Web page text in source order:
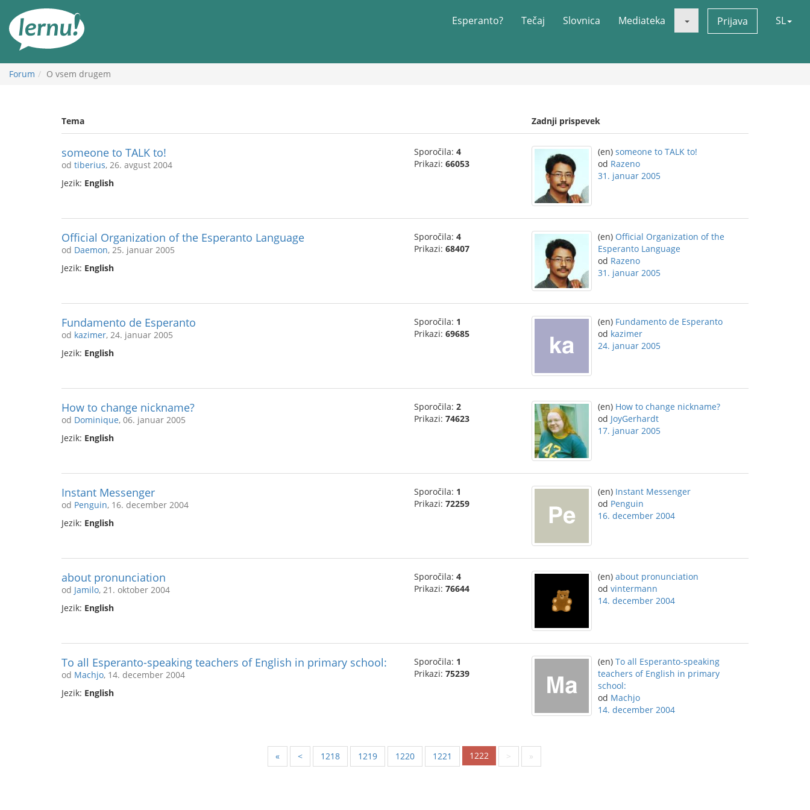
vsebini
Esperanto? Tečaj Slovnica Mediateka Prijava SL
Forum O vsem drugem
Tema Zadnji prispevek
someone to TALK to!
od tiberius, 26. avgust 2004
Jezik: English
Sporočila: 4
Prikazi: 66053
(en) someone to TALK to!
od Razeno
31. januar 2005
Official Organization of the Esperanto Language
od Daemon, 25. januar 2005
Jezik: English
Sporočila: 4
Prikazi: 68407
(en) Official Organization of the
Esperanto Language
od Razeno
31. januar 2005
Fundamento de Esperanto
od kazimer, 24. januar 2005
Jezik: English
Sporočila: 1
Prikazi: 69685
(en) Fundamento de Esperanto
od kazimer
24. januar 2005
How to change nickname?
od Dominique, 06. januar 2005
Jezik: English
Sporočila: 2
Prikazi: 74623
(en) How to change nickname?
od JoyGerhardt
17. januar 2005
Instant Messenger
od Penguin, 16. december 2004
Jezik: English
Sporočila: 1
Prikazi: 72259
(en) Instant Messenger
od Penguin
16. december 2004
about pronunciation
od Jamilo, 21. oktober 2004
Jezik: English
Sporočila: 4
Prikazi: 76644
(en) about pronunciation
od vintermann
14. december 2004
To all Esperanto-speaking teachers of English in primary school:
od Machjo, 14. december 2004
Jezik: English
Sporočila: 1
Prikazi: 75239
(en) To all Esperanto-speaking
teachers of English in primary
school:
od Machjo
14. december 2004
« < 1218 1219 1220 1221 1222 > »